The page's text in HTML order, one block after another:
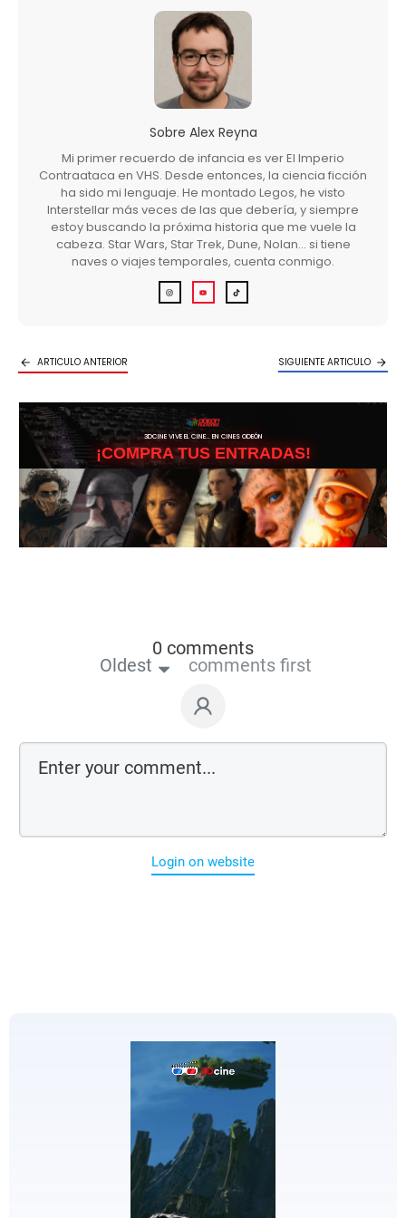
Sobre Alex Reyna
Mi primer recuerdo de infancia es ver El Imperio
Contraataca en VHS. Desde entonces, la ciencia ficción
ha sido mi lenguaje. He montado Legos, he visto
Interstellar más veces de las que debería, y siempre
estoy buscando la próxima historia que me vuele la
cabeza. Star Wars, Star Trek, Dune, Nolan… si tiene
naves o viajes temporales, cuenta conmigo.
ARTICULO ANTERIOR SIGUIENTE ARTICULO
3DCINE VIVE EL CINE… EN CINES ODEÓN
¡COMPRA TUS ENTRADAS!
0 comments
Oldest comments first
Login on website